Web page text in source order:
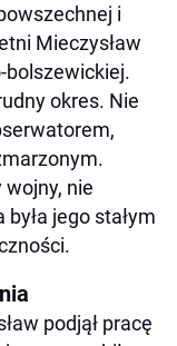
i
Mieczysław
bolszewickiej.
okres. Nie
nie
jego stałym
podjął pracę